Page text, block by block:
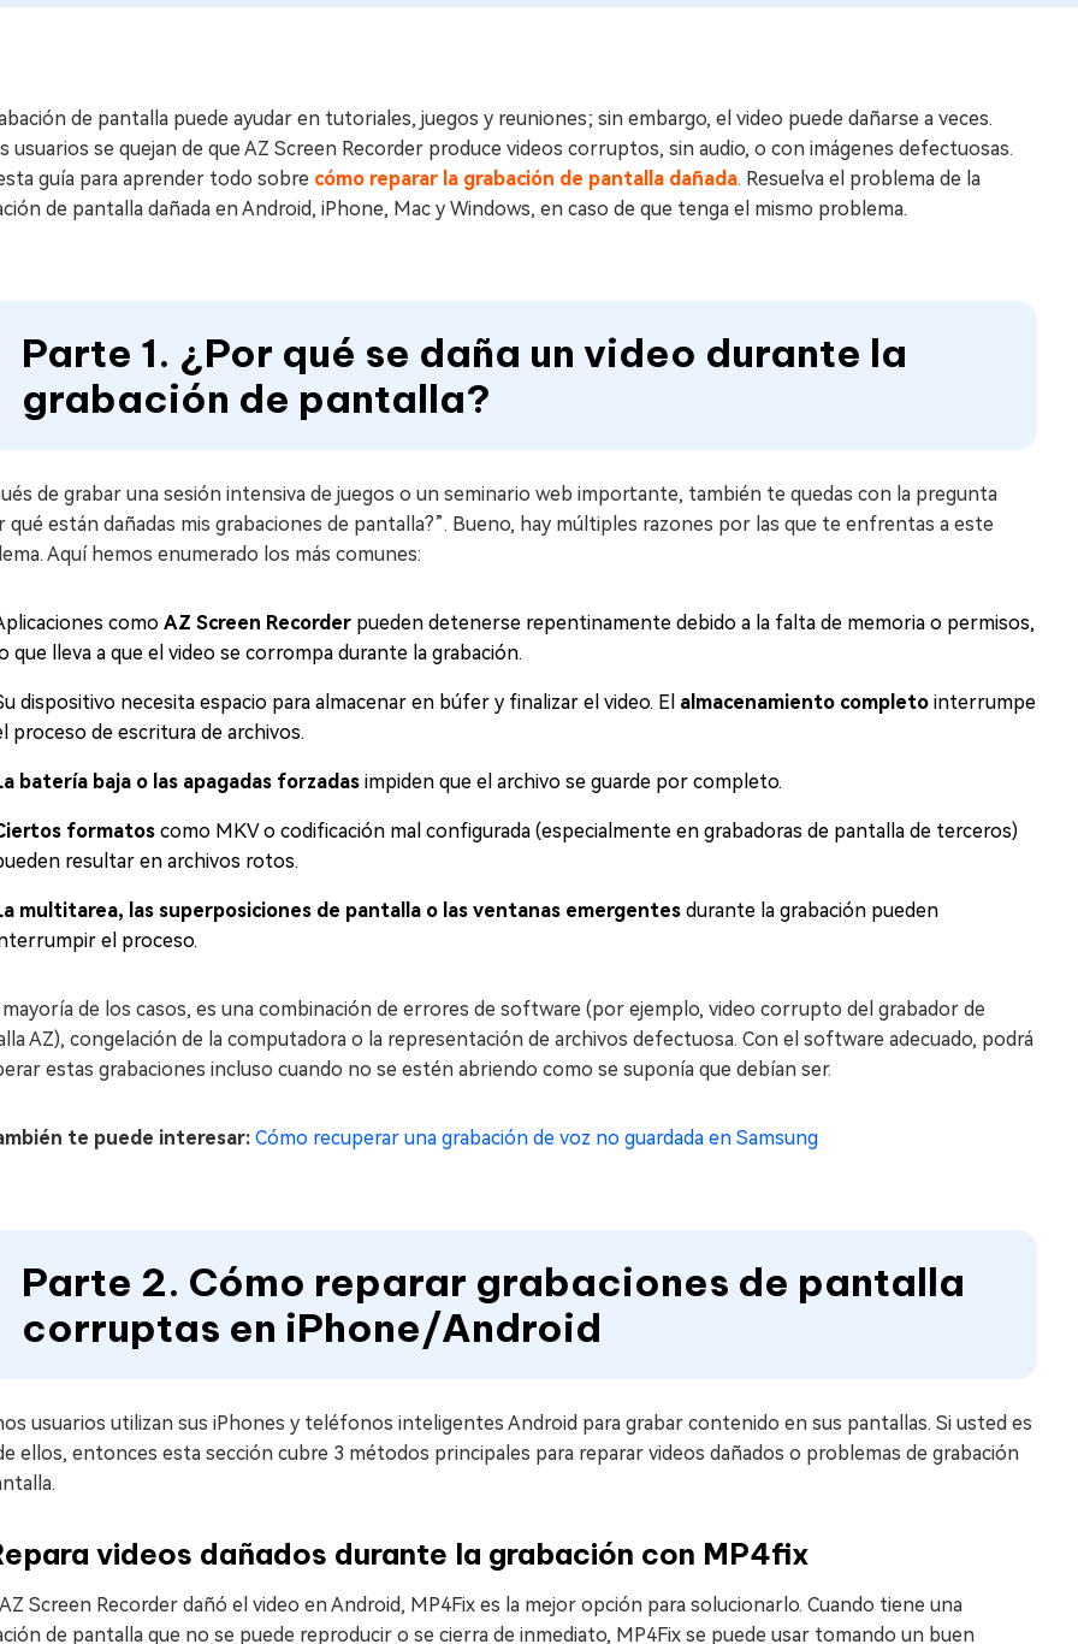
de pantalla puede ayudar en tutoriales, juegos y reuniones; sin embargo, el video puede dañarse a veces.
usuarios se quejan de que AZ Screen Recorder produce videos corruptos, sin audio, o con imágenes defectuosas.
guía para aprender todo sobre cómo reparar la grabación de pantalla dañada. Resuelva el problema de la
de pantalla dañada en Android, iPhone, Mac y Windows, en caso de que tenga el mismo problema.
Parte 1. ¿Por qué se daña un video durante la
grabación de pantalla?
de grabar una sesión intensiva de juegos o un seminario web importante, también te quedas con la pregunta
qué están dañadas mis grabaciones de pantalla?”. Bueno, hay múltiples razones por las que te enfrentas a este
Aquí hemos enumerado los más comunes:
como AZ Screen Recorder pueden detenerse repentinamente debido a la falta de memoria o permisos,
que lleva a que el video se corrompa durante la grabación.
dispositivo necesita espacio para almacenar en búfer y finalizar el video. El almacenamiento completo interrumpe
proceso de escritura de archivos.
batería baja o las apagadas forzadas impiden que el archivo se guarde por completo.
formatos como MKV o codificación mal configurada (especialmente en grabadoras de pantalla de terceros)
resultar en archivos rotos.
multitarea, las superposiciones de pantalla o las ventanas emergentes durante la grabación pueden
el proceso.
mayoría de los casos, es una combinación de errores de software (por ejemplo, video corrupto del grabador de
AZ), congelación de la computadora o la representación de archivos defectuosa. Con el software adecuado, podrá
estas grabaciones incluso cuando no se estén abriendo como se suponía que debían ser.
te puede interesar: Cómo recuperar una grabación de voz no guardada en Samsung
Parte 2. Cómo reparar grabaciones de pantalla
corruptas en iPhone/Android
usuarios utilizan sus iPhones y teléfonos inteligentes Android para grabar contenido en sus pantallas. Si usted es
ellos, entonces esta sección cubre 3 métodos principales para reparar videos dañados o problemas de grabación
videos dañados durante la grabación con MP4fix
Screen Recorder dañó el video en Android, MP4Fix es la mejor opción para solucionarlo. Cuando tiene una
de pantalla que no se puede reproducir o se cierra de inmediato, MP4Fix se puede usar tomando un buen